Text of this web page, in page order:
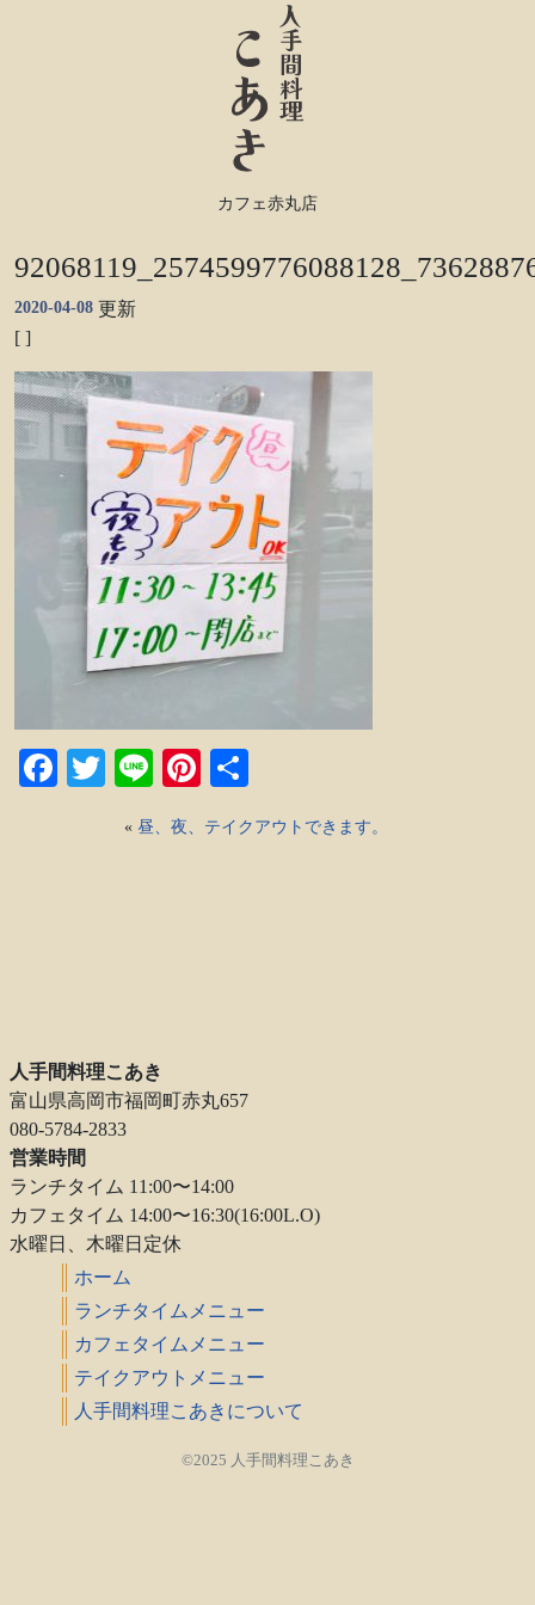
カフェ赤丸店
2020-04-08 更新
[ ]
Facebook
TwitterLinePinterest
« 昼、夜、テイクアウトできます。
人手間料理こあき
富山県高岡市福岡町赤丸657
080-5784-2833
営業時間
ランチタイム 11:00〜14:00
カフェタイム 14:00〜16:30(16:00L.O)
水曜日、木曜日定休
ホーム
ランチタイムメニュー
カフェタイムメニュー
テイクアウトメニュー
人手間料理こあきについて
©2025 人手間料理こあき